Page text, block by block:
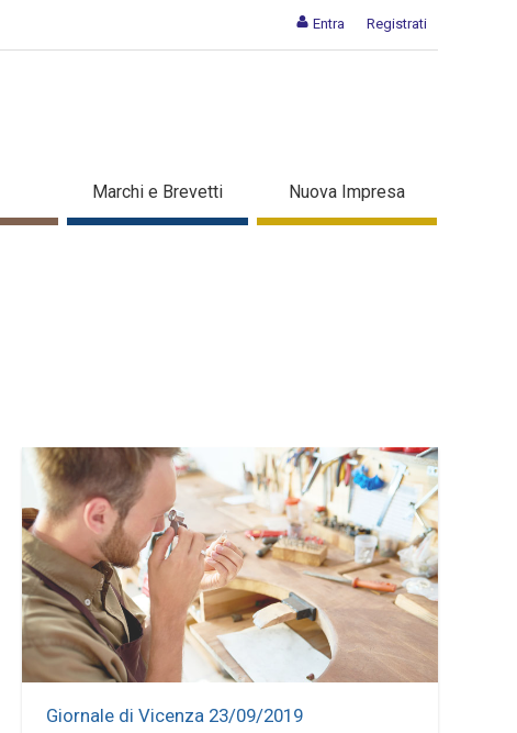
Entra Registrati
Marchi e Brevetti Nuova Impresa
Giornale di Vicenza 23/09/2019